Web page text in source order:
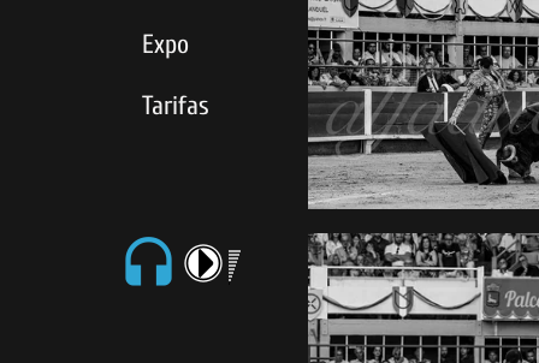
headset
Expo
Tarifas